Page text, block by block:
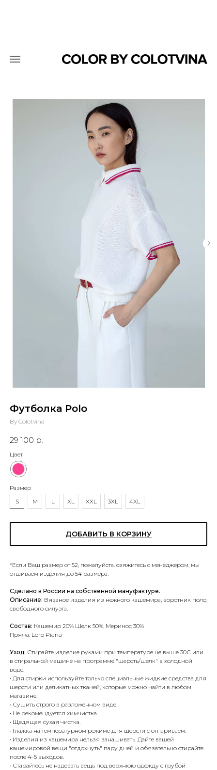
Футболка Polo
By Colotvina
29 100 р.
Цвет
Размер
S
M L XL XXL 3XL 4XL
ДОБАВИТЬ В КОРЗИНУ
*Если Ваш размер от 52, пожалуйста. свяжитесь с менеджером, мы
отшиваем изделия до 54 размера.
Сделано в России на собственной мануфактуре.
Описание: Вязаное изделия из нежного кашемира, воротник поло,
свободного силуэта.
Состав: Кашемир 20% Шелк 50%, Меринос 30%
Пряжа: Loro Piana
Уход: Стирайте изделие руками при температуре не выше 30С или
в стиральной машине на программе "шерсть/шелк" в холодной
воде.
• Для стирки используйте только специальные жидкие средства для
шерсти или деликатных тканей, которые можно найти в любом
магазине.
• Сушить строго в разложенном виде.
• Не рекомендуется химчистка.
• Щедящая сухая чистка.
• Глажка на температурном режиме для шерсти с отпариваем.
• Изделия из кашемира нельзя занашивать. Дайте вашей
кашемировой вещи "отдохнуть" пару дней и обязательно стирайте
после 4-5 выходов.
• Старайтесь не надевать вещь под верхнюю одежду с грубой